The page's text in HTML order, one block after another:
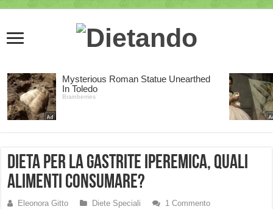
Dieta per la gastrite iperemica, quali
alimenti consumare?
Eleonora Gitto Diete Speciali 1 Commento